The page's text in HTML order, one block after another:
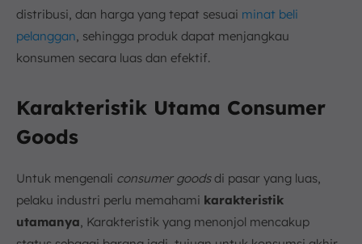
distribusi, dan harga yang tepat sesuai minat beli
pelanggan, sehingga produk dapat menjangkau
konsumen secara luas dan efektif.
Karakteristik Utama Consumer
Goods
Untuk mengenali consumer goodsdi pasar yang luas,
pelaku industri perlu memahami karakteristik
utamanya, Karakteristik yang menonjol mencakup